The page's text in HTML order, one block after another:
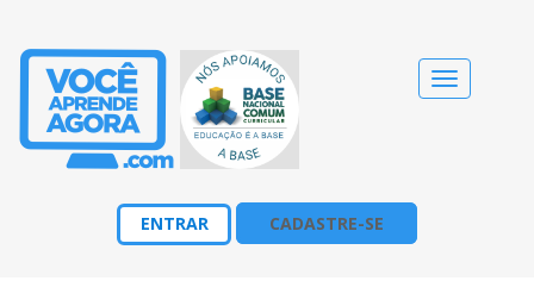
Alternar
navegação
ENTRAR CADASTRE-SE